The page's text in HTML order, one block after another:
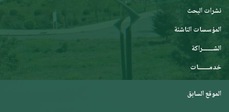
نشرات البحث
المؤسسات الناشئة
الشـــــــراكة
خدمـــــــات
الموقع السابق